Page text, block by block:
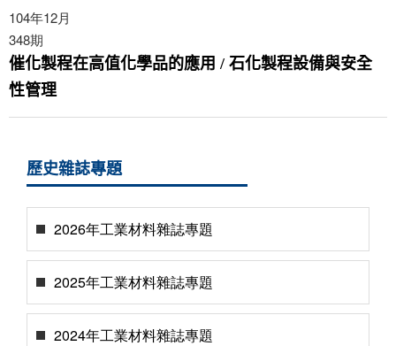
104年12月
348期
催化製程在高值化學品的應用 / 石化製程設備與安全
性管理
歷史雜誌專題
2026年工業材料雜誌專題
2025年工業材料雜誌專題
2024年工業材料雜誌專題